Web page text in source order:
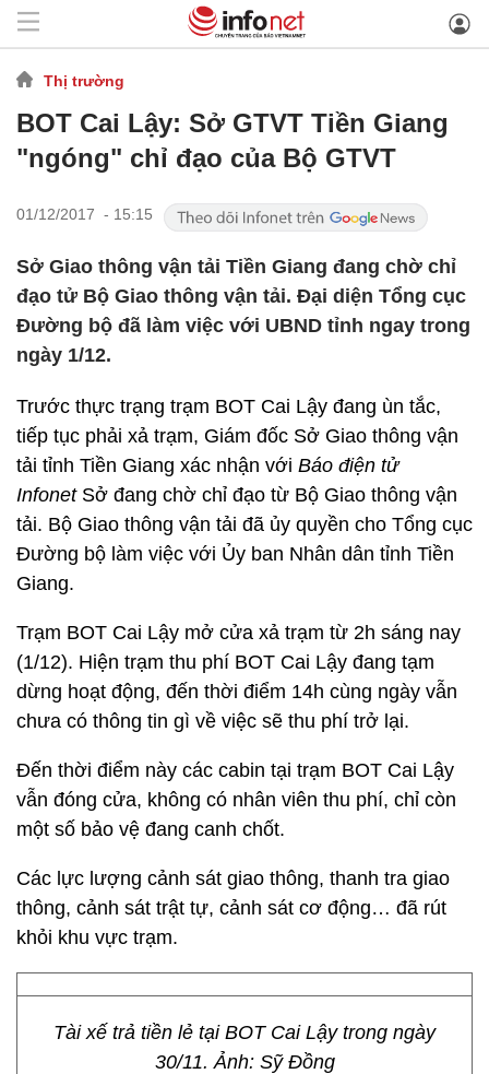
Thị trường
BOT Cai Lậy: Sở GTVT Tiền Giang
"ngóng" chỉ đạo của Bộ GTVT
01/12/2017 - 15:15
Sở Giao thông vận tải Tiền Giang đang chờ chỉ
đạo tử Bộ Giao thông vận tải. Đại diện Tổng cục
Đường bộ đã làm việc với UBND tỉnh ngay trong
ngày 1/12.
Trước thực trạng trạm BOT Cai Lậy đang ùn tắc,
tiếp tục phải xả trạm, Giám đốc Sở Giao thông vận
tải tỉnh Tiền Giang xác nhận với Báo điện tử
Infonet Sở đang chờ chỉ đạo từ Bộ Giao thông vận
tải. Bộ Giao thông vận tải đã ủy quyền cho Tổng cục
Đường bộ làm việc với Ủy ban Nhân dân tỉnh Tiền
Giang.
Trạm BOT Cai Lậy mở cửa xả trạm từ 2h sáng nay
(1/12). Hiện trạm thu phí BOT Cai Lậy đang tạm
dừng hoạt động, đến thời điểm 14h cùng ngày vẫn
chưa có thông tin gì về việc sẽ thu phí trở lại.
Đến thời điểm này các cabin tại trạm BOT Cai Lậy
vẫn đóng cửa, không có nhân viên thu phí, chỉ còn
một số bảo vệ đang canh chốt.
Các lực lượng cảnh sát giao thông, thanh tra giao
thông, cảnh sát trật tự, cảnh sát cơ động… đã rút
khỏi khu vực trạm.
Tài xế trả tiền lẻ tại BOT Cai Lậy trong ngày
30/11. Ảnh: Sỹ Đồng